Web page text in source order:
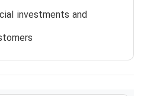
investments and